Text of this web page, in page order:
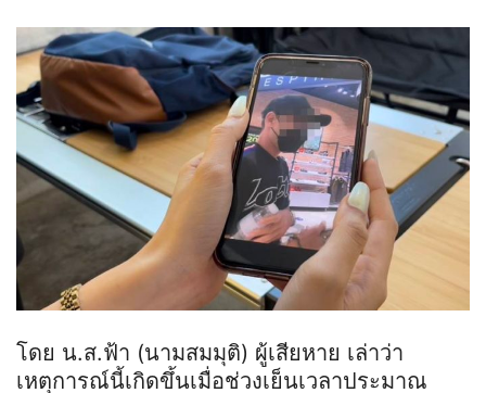
โดย น.ส.ฟ้า (นามสมมุติ) ผู้เสียหาย เล่าว่า
เหตุการณ์นี้เกิดขึ้นเมื่อช่วงเย็นเวลาประมาณ